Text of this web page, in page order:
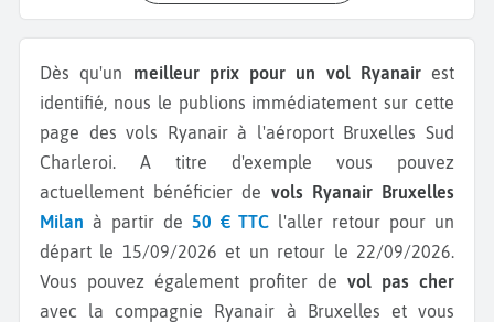
Dès qu'un meilleur prix pour un vol Ryanairest
identifié, nous le publions immédiatement sur cette
page des vols Ryanair à l'aéroport Bruxelles Sud
Charleroi. A titre d'exemple vous pouvez
actuellement bénéficier de vols Ryanair Bruxelles
Milan à partir de 50 € TTC l'aller retour pour un
départ le 15/09/2026 et un retour le 22/09/2026.
Vous pouvez également profiter de vol pas cher
avec la compagnie Ryanair à Bruxelles et vous